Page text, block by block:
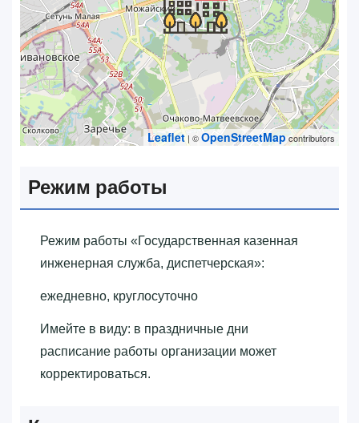
Leaflet| ©OpenStreetMap contributors
Режим работы
Режим работы «‎Государственная казенная
инженерная служба, диспетчерская»‎:
ежедневно, круглосуточно
Имейте в виду: в праздничные дни
расписание работы организации может
корректироваться.